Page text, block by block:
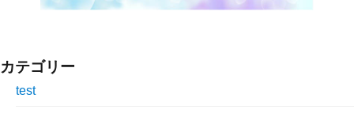
カテゴリー
test